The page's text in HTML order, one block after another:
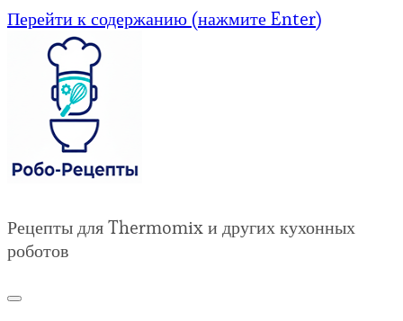
Перейти к содержанию (нажмите Enter)
Рецепты для Thermomix и других кухонных
роботов